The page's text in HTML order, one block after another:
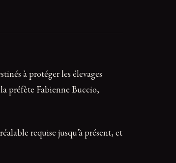
à protéger les élevages
préfète Fabienne Buccio,
requise jusqu’à présent, et